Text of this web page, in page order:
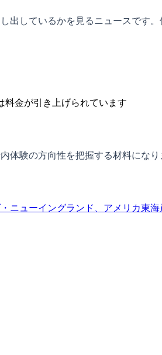
出しているかを見るニュースです
料金が引き上げられています
体験の方向性を把握する材料になり
ニューイングランド、アメリカ東海